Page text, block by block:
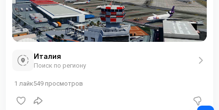
Италия
Поиск по региону
1 лайк549 просмотров